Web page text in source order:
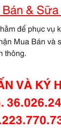
&
để phục vụ
Mua Bán và
thông.
VÀ KÝ